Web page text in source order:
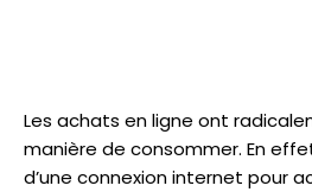
Les achats en ligne ont
manière de consommer. En
d’une connexion internet pour